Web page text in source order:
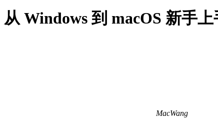
从 Windows 到 macOS 新手
MacWang